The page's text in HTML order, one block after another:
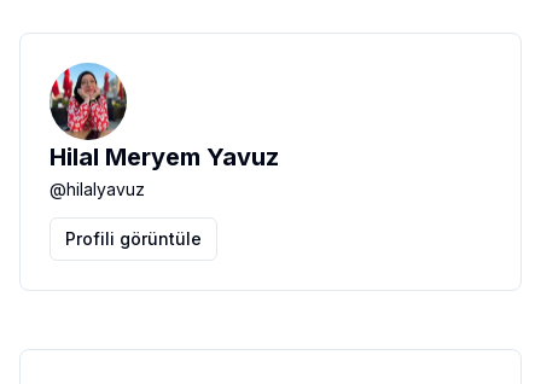
Hilal Meryem Yavuz
@hilalyavuz
Profili görüntüle